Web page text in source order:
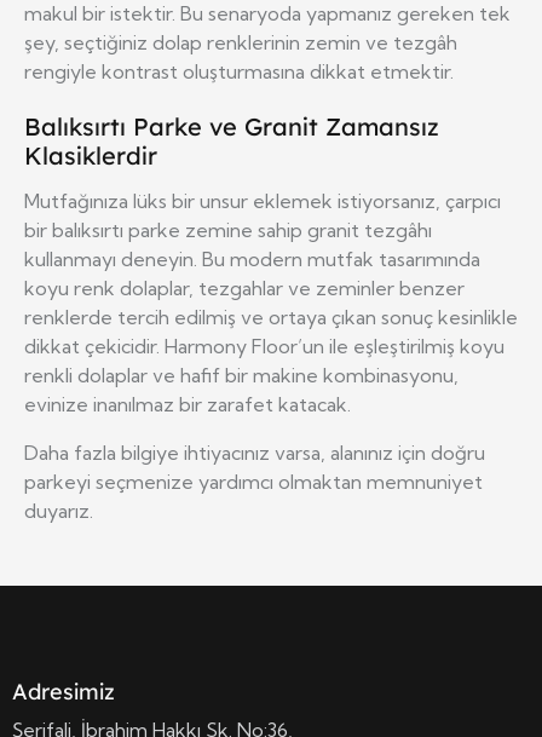
makul bir istektir. Bu senaryoda yapmanız gereken tek
şey, seçtiğiniz dolap renklerinin zemin ve tezgâh
rengiyle kontrast oluşturmasına dikkat etmektir.
Balıksırtı Parke ve Granit Zamansız
Klasiklerdir
Mutfağınıza lüks bir unsur eklemek istiyorsanız, çarpıcı
bir balıksırtı parke zemine sahip granit tezgâhı
kullanmayı deneyin. Bu modern mutfak tasarımında
koyu renk dolaplar, tezgahlar ve zeminler benzer
renklerde tercih edilmiş ve ortaya çıkan sonuç kesinlikle
dikkat çekicidir. Harmony Floor’un ile eşleştirilmiş koyu
renkli dolaplar ve hafif bir makine kombinasyonu,
evinize inanılmaz bir zarafet katacak.
Daha fazla bilgiye ihtiyacınız varsa, alanınız için doğru
parkeyi seçmenize yardımcı olmaktan memnuniyet
duyarız.
Adresimiz
Şerifali, İbrahim Hakkı Sk. No:36,